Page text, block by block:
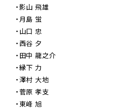
・影山 飛雄
・月島 蛍
・山口 忠
・西谷 夕
・田中 龍之介
・縁下 力
・澤村 大地
・菅原 孝支
・東峰 旭